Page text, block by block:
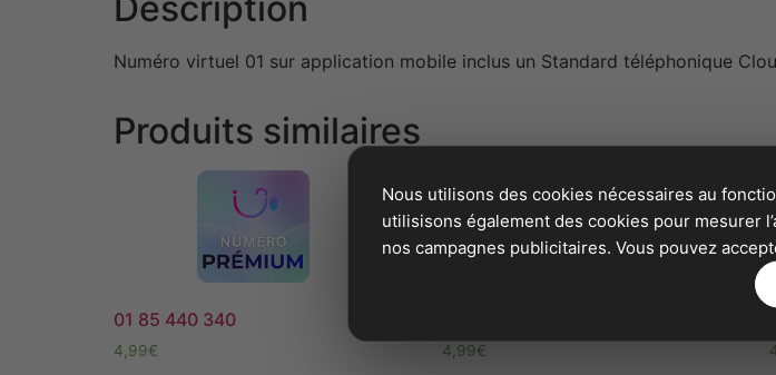
Numéro virtuel 01 sur application mobile inclus un Standard téléphonique
Produits similaires
01 85 440 340
4,99€ 4,99€
Nous utilisons des cookies nécessaires au
utilisisons également des cookies pour mesurer
nos campagnes publicitaires. Vous pouvez